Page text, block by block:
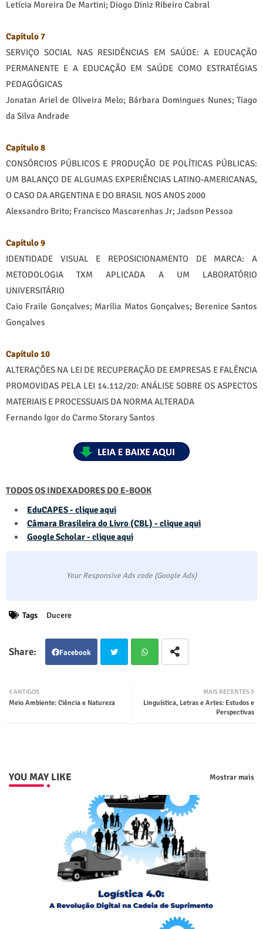
Letícia Moreira De Martini; Diogo Diniz Ribeiro Cabral
Capítulo 7
SERVIÇO SOCIAL NAS RESIDÊNCIAS EM SAÚDE: A EDUCAÇÃO
PERMANENTE E A EDUCAÇÃO EM SAÚDE COMO ESTRATÉGIAS
PEDAGÓGICAS
Jonatan Ariel de Oliveira Melo; Bárbara Domingues Nunes; Tiago
da Silva Andrade
Capítulo 8
CONSÓRCIOS PÚBLICOS E PRODUÇÃO DE POLÍTICAS PÚBLICAS:
UM BALANÇO DE ALGUMAS EXPERIÊNCIAS LATINO-AMERICANAS,
O CASO DA ARGENTINA E DO BRASIL NOS ANOS 2000
Alexsandro Brito; Francisco Mascarenhas Jr; Jadson Pessoa
Capítulo 9
IDENTIDADE VISUAL E REPOSICIONAMENTO DE MARCA: A
METODOLOGIA TXM APLICADA A UM LABORATÓRIO
UNIVERSITÁRIO
Caio Fraile Gonçalves; Marília Matos Gonçalves; Berenice Santos
Gonçalves
Capítulo 10
ALTERAÇÕES NA LEI DE RECUPERAÇÃO DE EMPRESAS E FALÊNCIA
PROMOVIDAS PELA LEI 14.112/20: ANÁLISE SOBRE OS ASPECTOS
MATERIAIS E PROCESSUAIS DA NORMA ALTERADA
Fernando Igor do Carmo Storary Santos
TODOS OS INDEXADORES DO E-BOOK
EduCAPES - clique aqui
Câmara Brasileira do Livro (CBL) - clique aqui
Google Scholar - clique aqui
Your Responsive Ads code (Google Ads)
Tags Ducere
Facebook
ter tsap
MAIS RECENTES
Linguística, Letras e Artes: Estudos e
Perspectivas
ANTIGOS
Meio Ambiente: Ciência e Natureza
YOU MAY LIKE Mostrar mais